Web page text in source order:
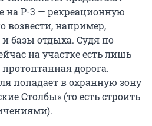
на Р-3 — рекреационную
возвести, например,
базы отдыха. Судя по
на участке есть лишь
дорога.
попадает в охранную зону
Столбы» (то есть строить